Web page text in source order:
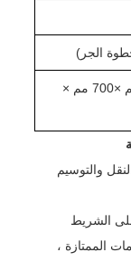
الجر )
×
700 مم ×
والتوسيم
على الشريط
الممتازة ،